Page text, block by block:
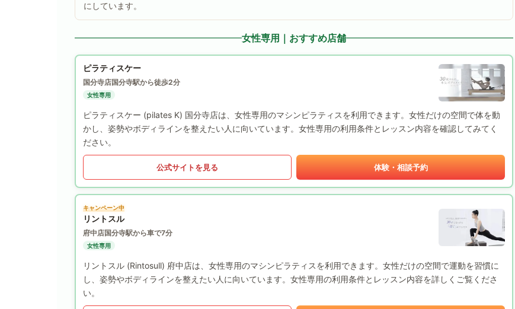
にしています。
女性専用｜おすすめ店舗
ピラティスケー
国分寺店国分寺駅から徒歩2分
女性専用
ピラティスケー (pilates K) 国分寺店は、女性専用のマシンピラティスを利用できます。女性だけの空間で体を動
かし、姿勢やボディラインを整えたい人に向いています。女性専用の利用条件とレッスン内容を確認してみてく
ださい。
公式サイトを見る 体験・相談予約
キャンペーン中
リントスル
府中店国分寺駅から車で7分
女性専用
リントスル (Rintosull) 府中店は、女性専用のマシンピラティスを利用できます。女性だけの空間で運動を習慣に
し、姿勢やボディラインを整えたい人に向いています。女性専用の利用条件とレッスン内容を詳しくご覧くださ
い。